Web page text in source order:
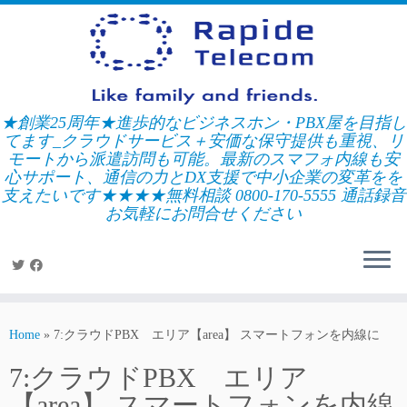
Skip
★創業25周年★進歩的なビジネスホン・PBX屋を目指し
てます_クラウドサービス＋安価な保守提供も重視、リ
モートから派遣訪問も可能。最新のスマフォ内線も安
心サポート、通信の力とDX支援で中小企業の変革をを
支えたいです★★★★無料相談 0800-170-5555 通話録音
お気軽にお問合せください
Home » 7:クラウドPBX エリア【area】 スマートフォンを内線に
7:クラウドPBX エリア